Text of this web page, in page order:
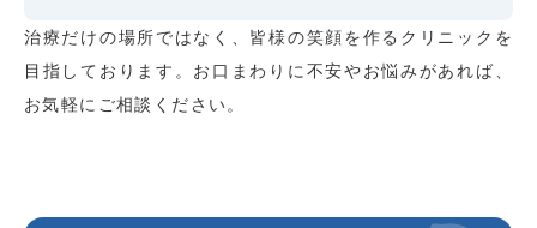
治療だけの場所ではなく、皆様の笑顔を作るクリニックを
目指しております。お口まわりに不安やお悩みがあれば、
お気軽にご相談ください。